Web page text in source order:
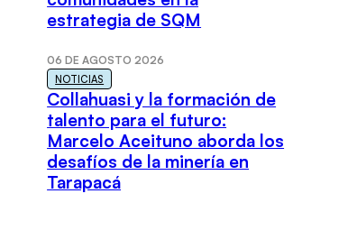
estrategia de SQM
06 DE AGOSTO 2026
NOTICIAS
Collahuasi y la formación de
talento para el futuro:
Marcelo Aceituno aborda los
desafíos de la minería en
Tarapacá